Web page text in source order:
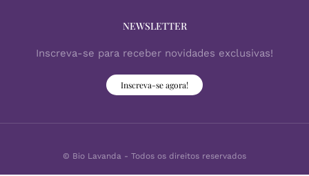
NEWSLETTER
Inscreva-se para receber novidades exclusivas!
Inscreva-se agora!
© Bio Lavanda - Todos os direitos reservados